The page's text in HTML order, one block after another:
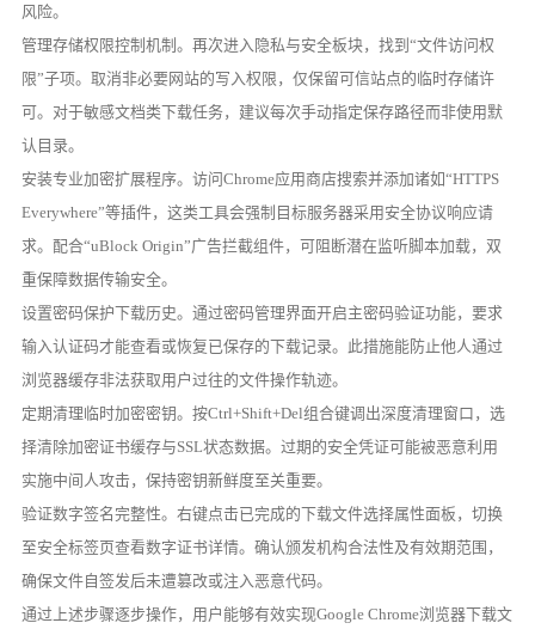
风险。
管理存储权限控制机制。再次进入隐私与安全板块，找到“文件访问权
限”子项。取消非必要网站的写入权限，仅保留可信站点的临时存储许
可。对于敏感文档类下载任务，建议每次手动指定保存路径而非使用默
认目录。
安装专业加密扩展程序。访问Chrome应用商店搜索并添加诸如“HTTPS
Everywhere”等插件，这类工具会强制目标服务器采用安全协议响应请
求。配合“uBlock Origin”广告拦截组件，可阻断潜在监听脚本加载，双
重保障数据传输安全。
设置密码保护下载历史。通过密码管理界面开启主密码验证功能，要求
输入认证码才能查看或恢复已保存的下载记录。此措施能防止他人通过
浏览器缓存非法获取用户过往的文件操作轨迹。
定期清理临时加密密钥。按Ctrl+Shift+Del组合键调出深度清理窗口，选
择清除加密证书缓存与SSL状态数据。过期的安全凭证可能被恶意利用
实施中间人攻击，保持密钥新鲜度至关重要。
验证数字签名完整性。右键点击已完成的下载文件选择属性面板，切换
至安全标签页查看数字证书详情。确认颁发机构合法性及有效期范围，
确保文件自签发后未遭篡改或注入恶意代码。
通过上述步骤逐步操作，用户能够有效实现Google Chrome浏览器下载文